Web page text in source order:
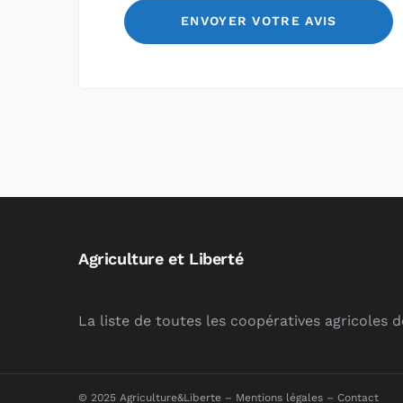
Agriculture et Liberté
La liste de toutes les coopératives agricoles
© 2025 Agriculture&Liberte – Mentions légales – Contact